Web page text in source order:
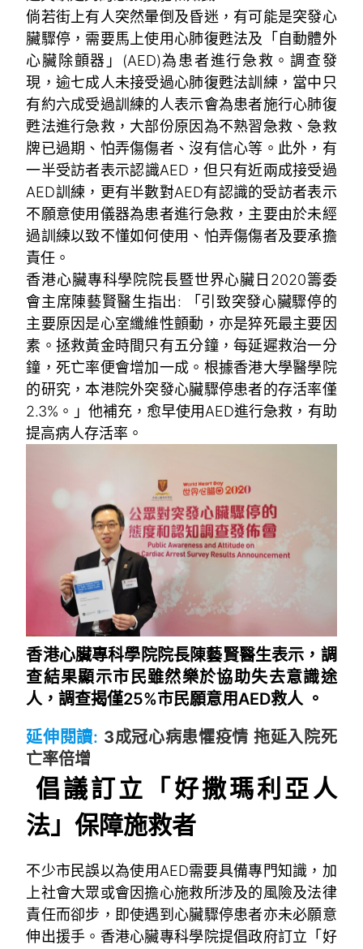
倘若街上有人突然暈倒及昏迷，有可能是突發心
臟驟停，需要馬上使用心肺復甦法及「自動體外
心臟除顫器」(AED)為患者進行急救。調查發
現，逾七成人未接受過心肺復甦法訓練，當中只
有約六成受過訓練的人表示會為患者施行心肺復
甦法進行急救，大部份原因為不熟習急救、急救
牌已過期、怕弄傷傷者、沒有信心等。此外，有
一半受訪者表示認識AED，但只有近兩成接受過
AED訓練，更有半數對AED有認識的受訪者表示
不願意使用儀器為患者進行急救，主要由於未經
過訓練以致不懂如何使用、怕弄傷傷者及要承擔
責任。
香港心臟專科學院院長暨世界心臟日2020籌委
會主席陳藝賢醫生指出: 「引致突發心臟驟停的
主要原因是心室纖維性顫動，亦是猝死最主要因
素。拯救黃金時間只有五分鐘，每延遲救治一分
鐘，死亡率便會增加一成。根據香港大學醫學院
的研究，本港院外突發心臟驟停患者的存活率僅
2.3%。」他補充，愈早使用AED進行急救，有助
提高病人存活率。
香港心臟專科學院院長陳藝賢醫生表示，調
查結果顯示市民雖然樂於協助失去意識途
人，調查揭僅25%市民願意用AED救人 。
延伸閱讀: 3成冠心病患懼疫情 拖延入院死
亡率倍增
倡議訂立「好撒瑪利亞人
法」保障施救者
不少市民誤以為使用AED需要具備專門知識，加
上社會大眾或會因擔心施救所涉及的風險及法律
責任而卻步，即使遇到心臟驟停患者亦未必願意
伸出援手。香港心臟專科學院提倡政府訂立「好